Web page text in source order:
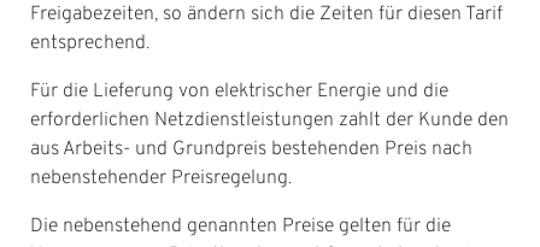
Freigabezeiten, so ändern sich die Zeiten für diesen Tarif
entsprechend.
Für die Lieferung von elektrischer Energie und die
erforderlichen Netzdienstleistungen zahlt der Kunde den
aus Arbeits- und Grundpreis bestehenden Preis nach
nebenstehender Preisregelung.
Die nebenstehend genannten Preise gelten für die